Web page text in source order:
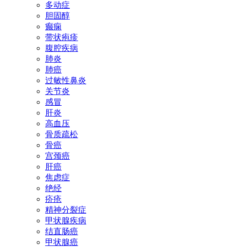
多动症
胆固醇
癫痫
带状疱疹
腹腔疾病
肺炎
肺癌
过敏性鼻炎
关节炎
感冒
肝炎
高血压
骨质疏松
骨癌
宫颈癌
肝癌
焦虑症
绝经
疥疮
精神分裂症
甲状腺疾病
结直肠癌
甲状腺癌